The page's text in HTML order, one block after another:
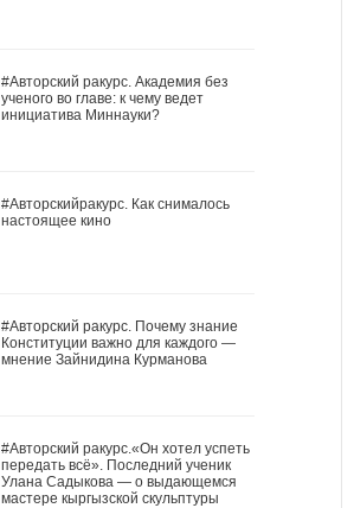
#Авторский ракурс. Академия без
ученого во главе: к чему ведет
инициатива Миннауки?
#Авторскийракурс. Как снималось
настоящее кино
#Авторский ракурс. Почему знание
Конституции важно для каждого —
мнение Зайнидина Курманова
#Авторский ракурс.«Он хотел успеть
передать всё». Последний ученик
Улана Садыкова — о выдающемся
мастере кыргызской скульптуры